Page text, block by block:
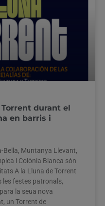
durant el
en barris i
Bella, Muntanya Llevant,
i Colònia Blanca són
A la Lluna de Torrent
les festes patronals,
la seua nova
un Torrent de